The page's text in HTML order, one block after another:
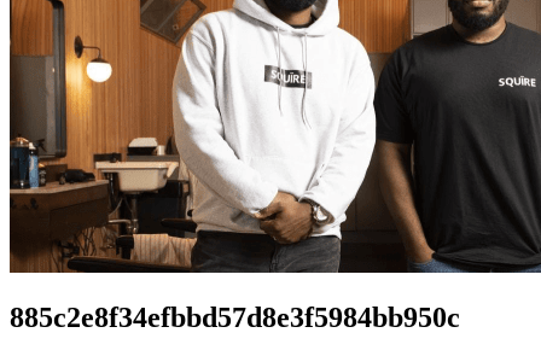
885c2e8f34efbbd57d8e3f5984bb950c